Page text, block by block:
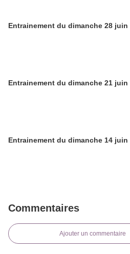
Entrainement du dimanche 28 juin
Entrainement du dimanche 21 juin
Entrainement du dimanche 14 juin
Commentaires
Ajouter un commentaire